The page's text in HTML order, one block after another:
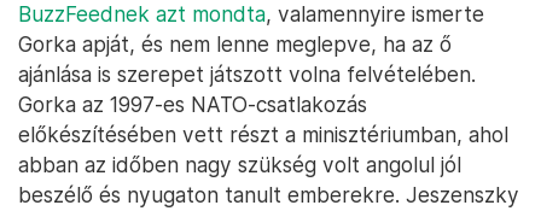
BuzzFeednek azt mondta, valamennyire ismerte
Gorka apját, és nem lenne meglepve, ha az ő
ajánlása is szerepet játszott volna felvételében.
Gorka az 1997-es NATO-csatlakozás
előkészítésében vett részt a minisztériumban, ahol
abban az időben nagy szükség volt angolul jól
beszélő és nyugaton tanult emberekre. Jeszenszky